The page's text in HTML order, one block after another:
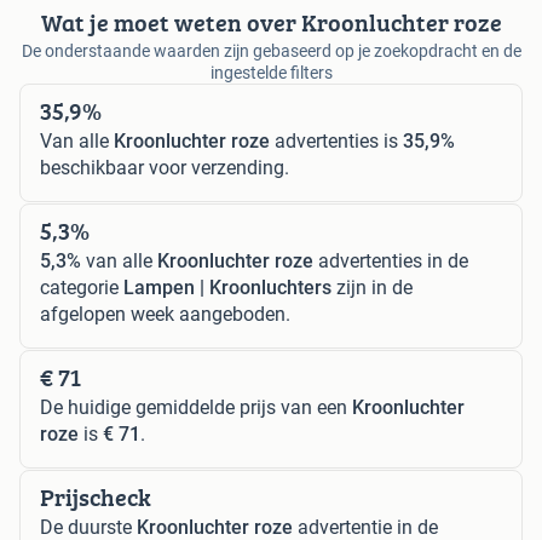
Wat je moet weten over Kroonluchter roze
De onderstaande waarden zijn gebaseerd op je zoekopdracht en de
ingestelde filters
35,9%
Van alle Kroonluchter roze advertenties is 35,9%
beschikbaar voor verzending.
5,3%
5,3% van alle Kroonluchter roze advertenties in de
categorie Lampen | Kroonluchters zijn in de
afgelopen week aangeboden.
€ 71
De huidige gemiddelde prijs van een Kroonluchter
roze is € 71 .
Prijscheck
De duurste Kroonluchter roze advertentie in de